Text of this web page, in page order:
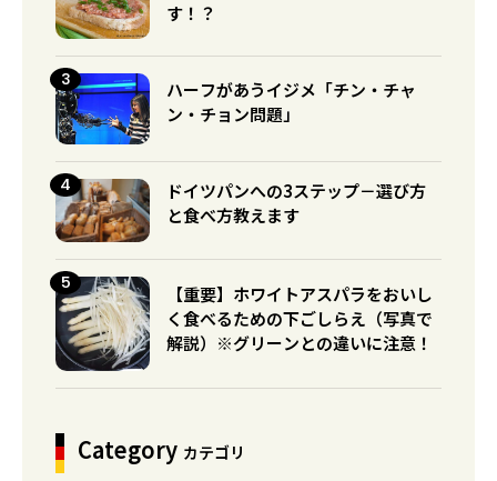
す！？
ハーフがあうイジメ「チン・チャ
ン・チョン問題」
ドイツパンへの3ステップ－選び方
と食べ方教えます
【重要】ホワイトアスパラをおいし
く食べるための下ごしらえ（写真で
解説）※グリーンとの違いに注意！
Category カテゴリ